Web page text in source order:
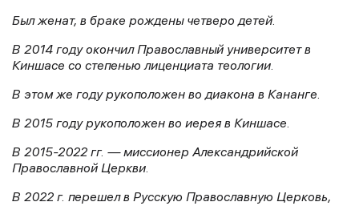
Был женат, в браке рождены четверо детей.
В 2014 году окончил Православный университет в
Киншасе со степенью лиценциата теологии.
В этом же году рукоположен во диакона в Кананге.
В 2015 году рукоположен во иерея в Киншасе.
В 2015-2022 гг. — миссионер Александрийской
Православной Церкви.
В 2022 г. перешел в Русскую Православную Церковь,